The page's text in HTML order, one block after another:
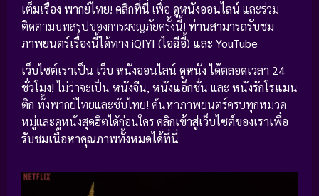
เต็มเรื่อง พากย์ไทย! คลิกที่นี่ เพื่อ ดูหนังออนไลน์ และร่วม
ติดตามบทสรุปของการผจญภัยครั้งนี้! ท่านสามารถรับชม
ภาพยนตร์เรื่องนี้ได้ทาง iQIYI (ไอฉีอี้) และ YouTube
เว็บไซต์เราเป็น เว็บ หนังออนไลน์ ดูหนัง ได้ตลอดเวลา 24
ชั่วโมง!ไม่ว่าจะเป็น หนังจีน, หนังแอ็กชั่น และ หนังรักโรแมน
ติก ทั้งพากย์ไทยและซับไทย! ค้นหาภาพยนตร์ครบทุกหมวด
หมู่และดูหนังสุดฮิตได้ก่อนใครคลิกเข้าสู่เว็บไซต์ของเราเพื่อ
รับชมเนื้อหาคุณภาพทั้งหมดได้ที่นี่